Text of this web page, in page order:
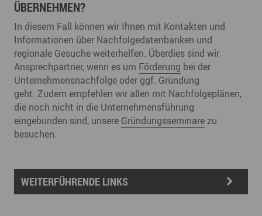
ÜBERNEHMEN?
In diesem Fall können wir Ihnen mit Kontakten und
Informationen über Nachfolgedatenbanken und
regionale Gesuche weiterhelfen. Überdies sind wir
Ansprechpartner, wenn es um Förderung bei der
Unternehmensnachfolge oder ggf. Gründung
geht. Zudem empfehlen wir allen mit Nachfolgeplänen,
die noch nicht in die Unternehmensführung
eingebunden sind, unsere Gründungsseminare zu
besuchen.
WEITERFÜHRENDE LINKS